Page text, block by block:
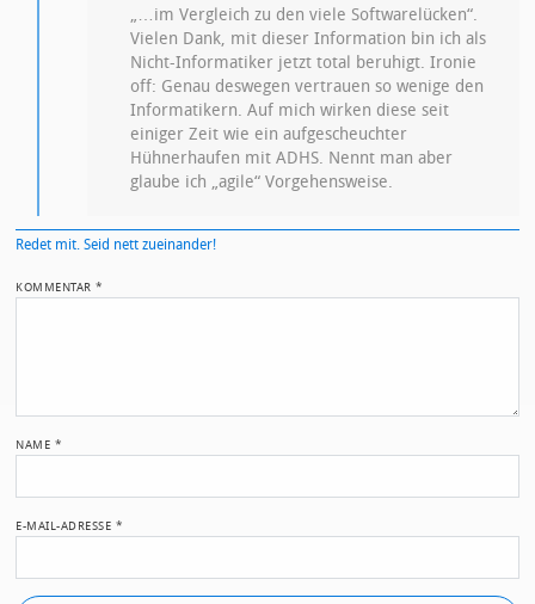
„…im Vergleich zu den viele Softwarelücken“.
Vielen Dank, mit dieser Information bin ich als
Nicht-Informatiker jetzt total beruhigt. Ironie
off: Genau deswegen vertrauen so wenige den
Informatikern. Auf mich wirken diese seit
einiger Zeit wie ein aufgescheuchter
Hühnerhaufen mit ADHS. Nennt man aber
glaube ich „agile“ Vorgehensweise.
Redet mit. Seid nett zueinander!
KOMMENTAR*
NAME *
E-MAIL-ADRESSE *